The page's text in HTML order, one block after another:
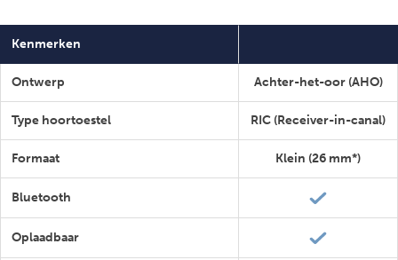
Kenmerken
Ontwerp Achter-het-oor (AHO)
Type hoortoestel RIC (Receiver-in-canal)
Formaat Klein (26 mm*)
Bluetooth
Oplaadbaar